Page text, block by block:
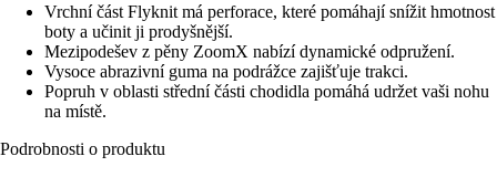
Vrchní část Flyknit má perforace, které pomáhají snížit hmotnost
boty a učinit ji prodyšnější.
Mezipodešev z pěny ZoomX nabízí dynamické odpružení.
Vysoce abrazivní guma na podrážce zajišťuje trakci.
Popruh v oblasti střední části chodidla pomáhá udržet vaši nohu
na místě.
Podrobnosti o produktu